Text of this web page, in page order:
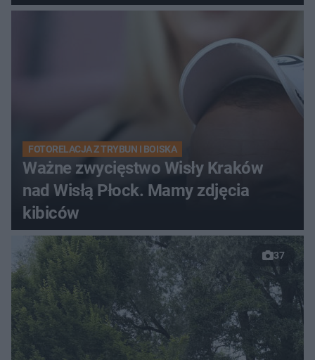
FOTORELACJA Z TRYBUN I BOISKA
Ważne zwycięstwo Wisły Kraków
nad Wisłą Płock. Mamy zdjęcia
kibiców
37